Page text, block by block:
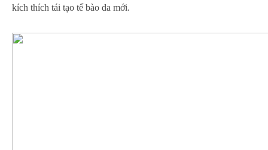
kích thích tái tạo tế bào da mới.